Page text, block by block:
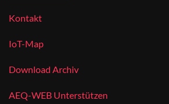
Kontakt
IoT-Map
Download Archiv
AEQ-WEB Unterstützen